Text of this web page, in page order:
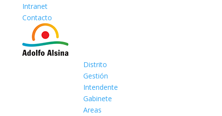
Intranet
Contacto
Distrito
Gestión
Intendente
Gabinete
Areas